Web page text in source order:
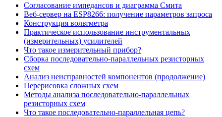
Согласование импедансов и диаграмма Смита
Веб-сервер на ESP8266: получение параметров запроса
Конструкция вольтметра
Практическое использование инструментальных
(измерительных) усилителей
Что такое измерительный прибор?
Сборка последовательно-параллельных резисторных
схем
Анализ неисправностей компонентов (продолжение)
Перерисовка сложных схем
Методы анализа последовательно-параллельных
резисторных схем
Что такое последовательно-параллельная цепь?